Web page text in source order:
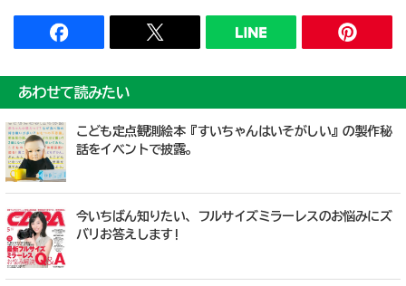
あわせて読みたい
こども定点観測絵本『すいちゃんはいそがしい』の製作秘
話をイベントで披露。
今いちばん知りたい、フルサイズミラーレスのお悩みにズ
バリお答えします!